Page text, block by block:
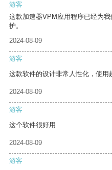
游客
这款加速器VPM应用程序已经为
护。
2024-08-09
游客
这款软件的设计非常人性化，使用
2024-08-09
游客
这个软件很好用
2024-08-09
游客